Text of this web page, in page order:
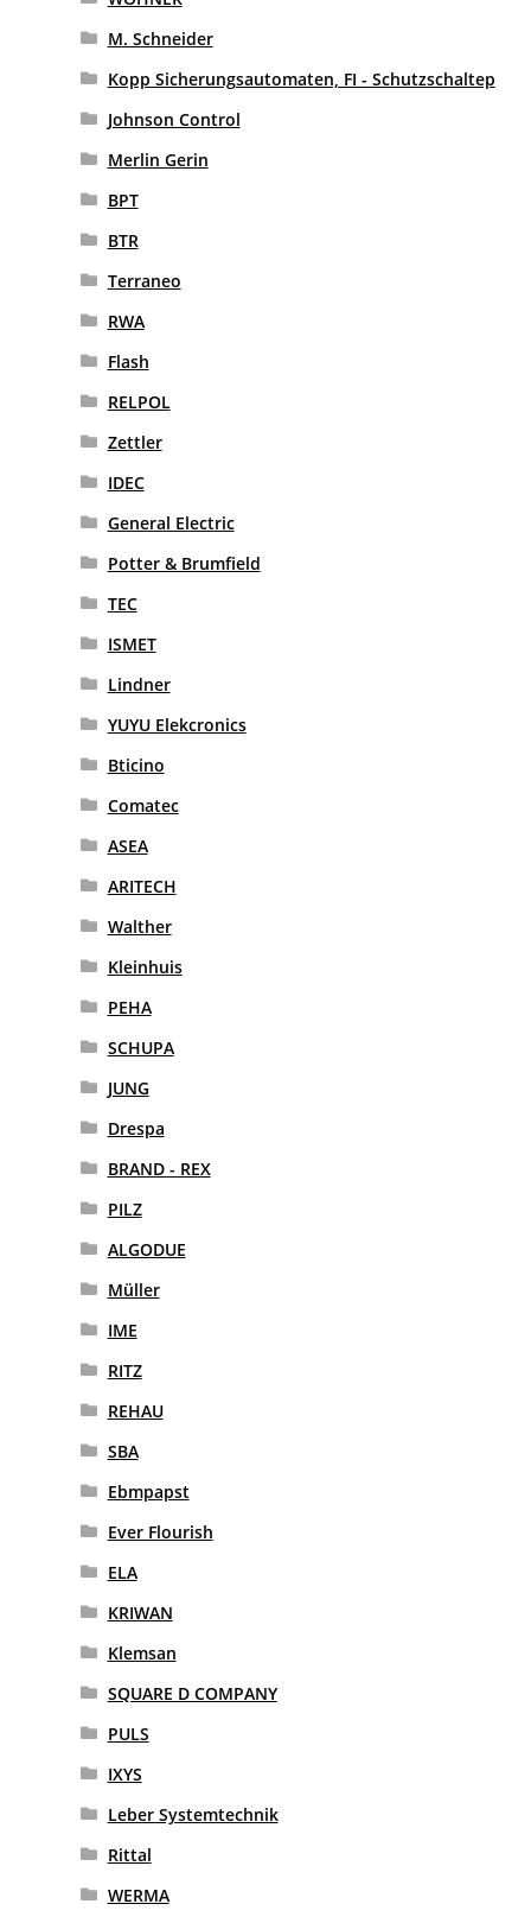
M. Schneider
Kopp Sicherungsautomaten, FI - Schutzschaltep
Johnson Control
Merlin Gerin
BPT
BTR
Terraneo
RWA
Flash
RELPOL
Zettler
IDEC
General Electric
Potter & Brumfield
TEC
ISMET
Lindner
YUYU Elekcronics
Bticino
Comatec
ASEA
ARITECH
Walther
Kleinhuis
PEHA
SCHUPA
JUNG
Drespa
BRAND - REX
PILZ
ALGODUE
Müller
IME
RITZ
REHAU
SBA
Ebmpapst
Ever Flourish
ELA
KRIWAN
Klemsan
SQUARE D COMPANY
PULS
IXYS
Leber Systemtechnik
Rittal
WERMA